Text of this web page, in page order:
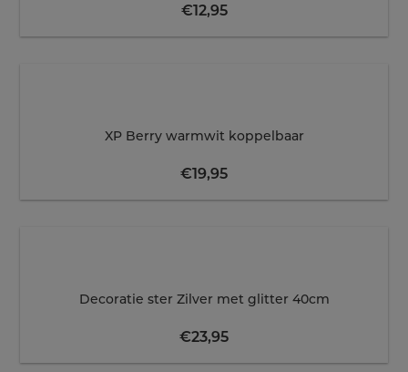
€12,95
XP Berry warmwit koppelbaar
€19,95
Decoratie ster Zilver met glitter 40cm
€23,95